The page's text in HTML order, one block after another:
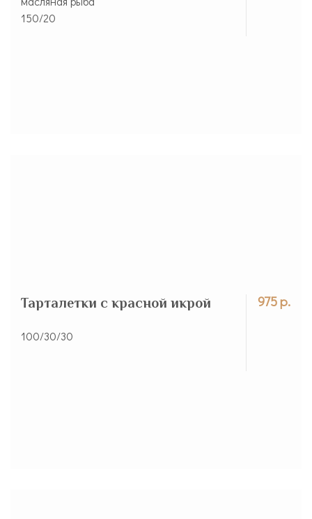
150/20
975 р.
Тарталетки с красной икрой
100/30/30